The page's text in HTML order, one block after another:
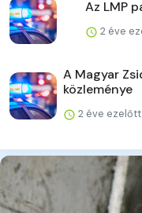
Az LMP
2 éve
A Magyar
közleménye
2 éve ezelőtt